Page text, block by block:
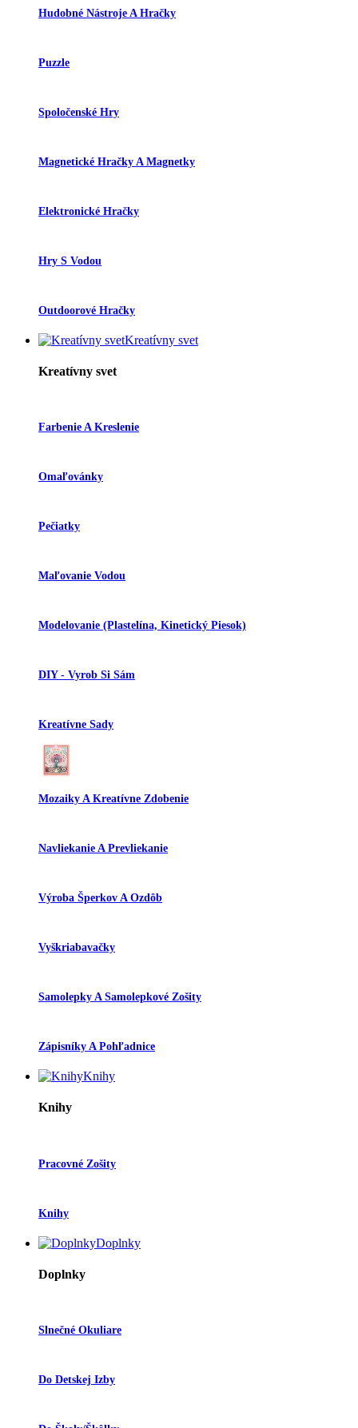
Hudobné Nástroje A Hračky
Puzzle
Spoločenské Hry
Magnetické Hračky A Magnetky
Elektronické Hračky
Hry S Vodou
Outdoorové Hračky
Kreatívny svet
Kreatívny svet
Farbenie A Kreslenie
Omaľovánky
Pečiatky
Maľovanie Vodou
Modelovanie (plastelína, Kinetický Piesok)
DIY - Vyrob Si Sám
Kreatívne Sady
Mozaiky A Kreatívne Zdobenie
Navliekanie A Prevliekanie
Výroba Šperkov A Ozdôb
Vyškriabavačky
Samolepky A Samolepkové Zošity
Zápisníky A Pohľadnice
Knihy
Knihy
Pracovné Zošity
Knihy
Doplnky
Doplnky
Slnečné Okuliare
Do Detskej Izby